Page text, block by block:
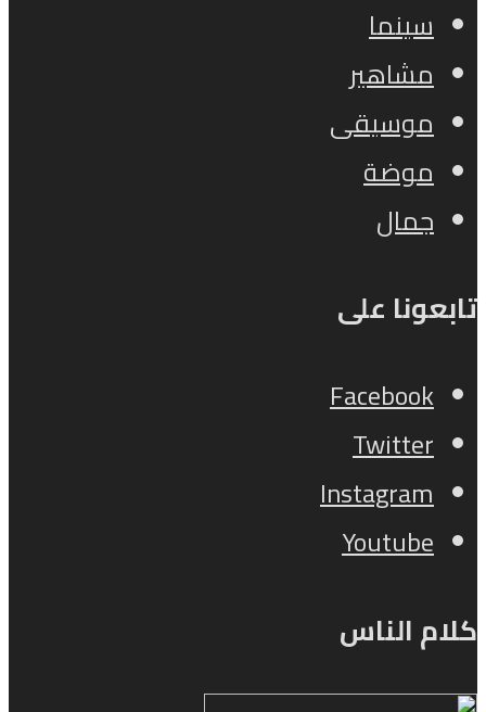
سينما
مشاهير
موسيقى
موضة
جمال
تابعونا على
Facebook
Twitter
Instagram
Youtube
كلام الناس